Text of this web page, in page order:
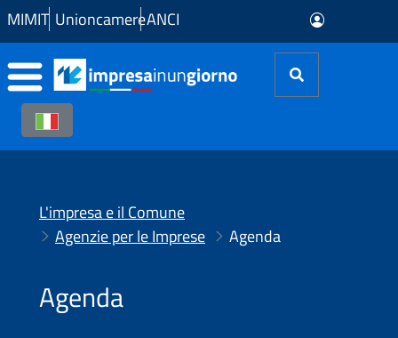
Skip to Main Content
MIMIT UnioncamereANCI
L'impresa e il Comune
Agenzie per le Imprese
Agenda
Agenda